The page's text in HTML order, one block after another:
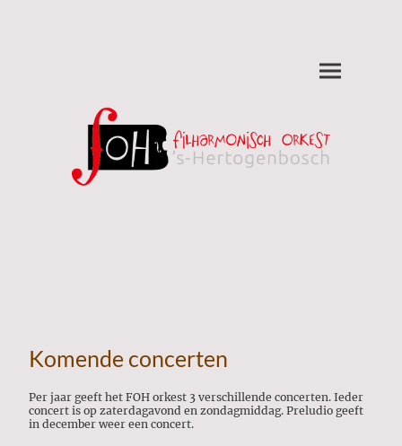
Komende concerten
Per jaar geeft het FOH orkest 3 verschillende concerten. Ieder
concert is op zaterdagavond en zondagmiddag. Preludio geeft
in december weer een concert.